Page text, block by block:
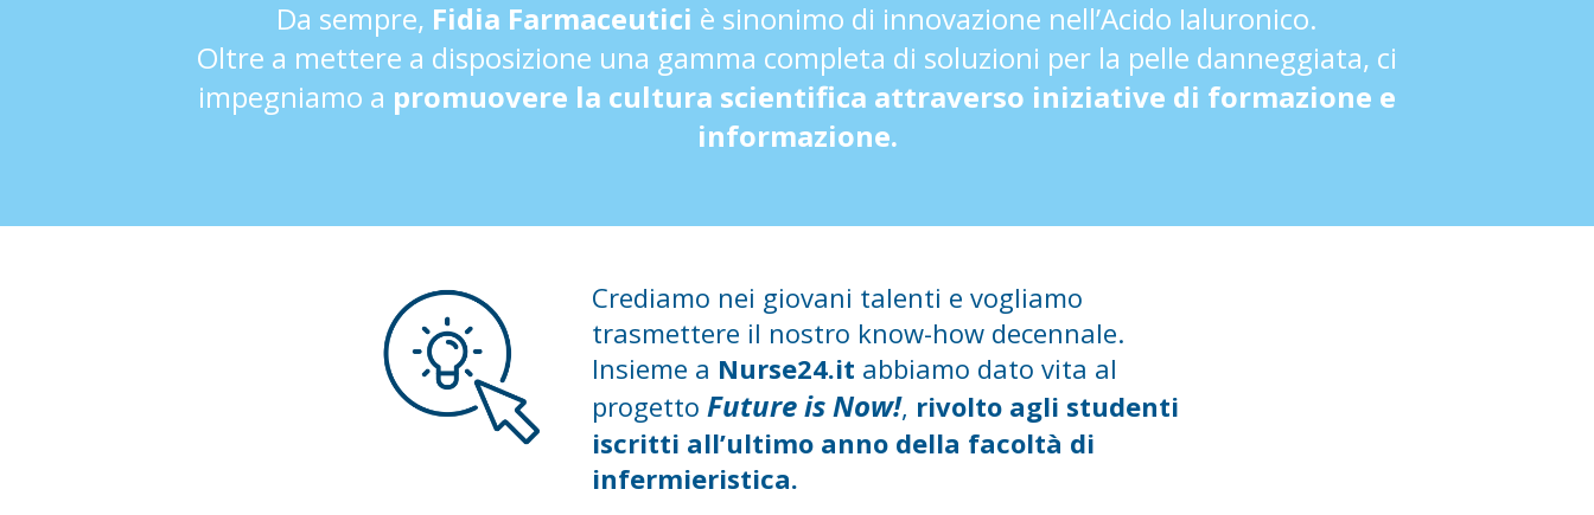
Da sempre, Fidia Farmaceutici è sinonimo di innovazione nell’Acido Ialuronico.
Oltre a mettere a disposizione una gamma completa di soluzioni per la pelle danneggiata, ci
impegniamo a promuovere la cultura scientifica attraverso iniziative di formazione e
informazione.
Crediamo nei giovani talenti e vogliamo
trasmettere il nostro know-how decennale.
Insieme a Nurse24.it abbiamo dato vita al
progetto Future is Now!, rivolto agli studenti
iscritti all’ultimo anno della facoltà di
infermieristica.